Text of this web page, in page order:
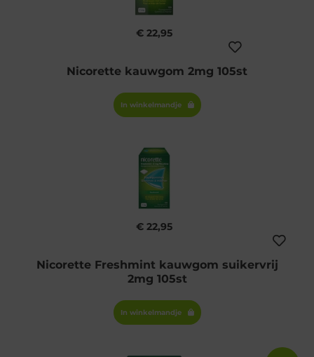
€ 22,95
Nicorette kauwgom 2mg 105st
€ 22,95
Nicorette Freshmint kauwgom suikervrij
2mg 105st